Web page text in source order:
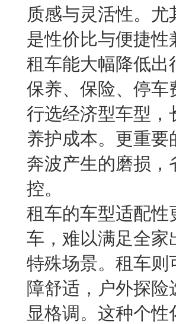
质感与灵活性。
是性价比与便捷性
租车能大幅降低出
保养、保险、停车
行选经济型车型，
养护成本。更重
奔波产生的磨损
控。
租车的车型适配性
车，难以满足全家
特殊场景。租车
障舒适，户外探
显格调。这种个